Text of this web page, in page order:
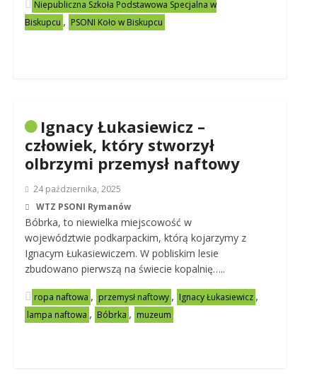
Niepubliczna Szkoła Podstawowa Specjalna w
Biskupcu , PSONI Koło w Biskupcu
Ignacy Łukasiewicz –
człowiek, który stworzył
olbrzymi przemysł naftowy
24 października, 2025
WTZ PSONI Rymanów
Bóbrka, to niewielka miejscowość w
województwie podkarpackim, którą kojarzymy z
Ignacym Łukasiewiczem. W pobliskim lesie
zbudowano pierwszą na świecie kopalnię…..
ropa naftowa , przemysł naftowy , Ignacy Łukasiewicz ,
lampa naftowa , Bóbrka , muzeum